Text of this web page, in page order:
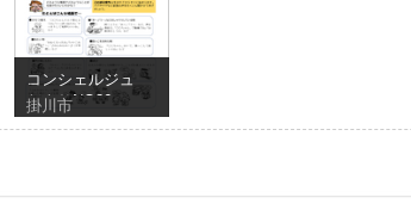
コンシェルジュ
だよりNO30
掛川市